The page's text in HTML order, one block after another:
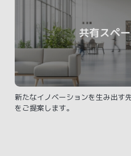
共有スペ
新たなイノベーションを生み出す
をご提案します。